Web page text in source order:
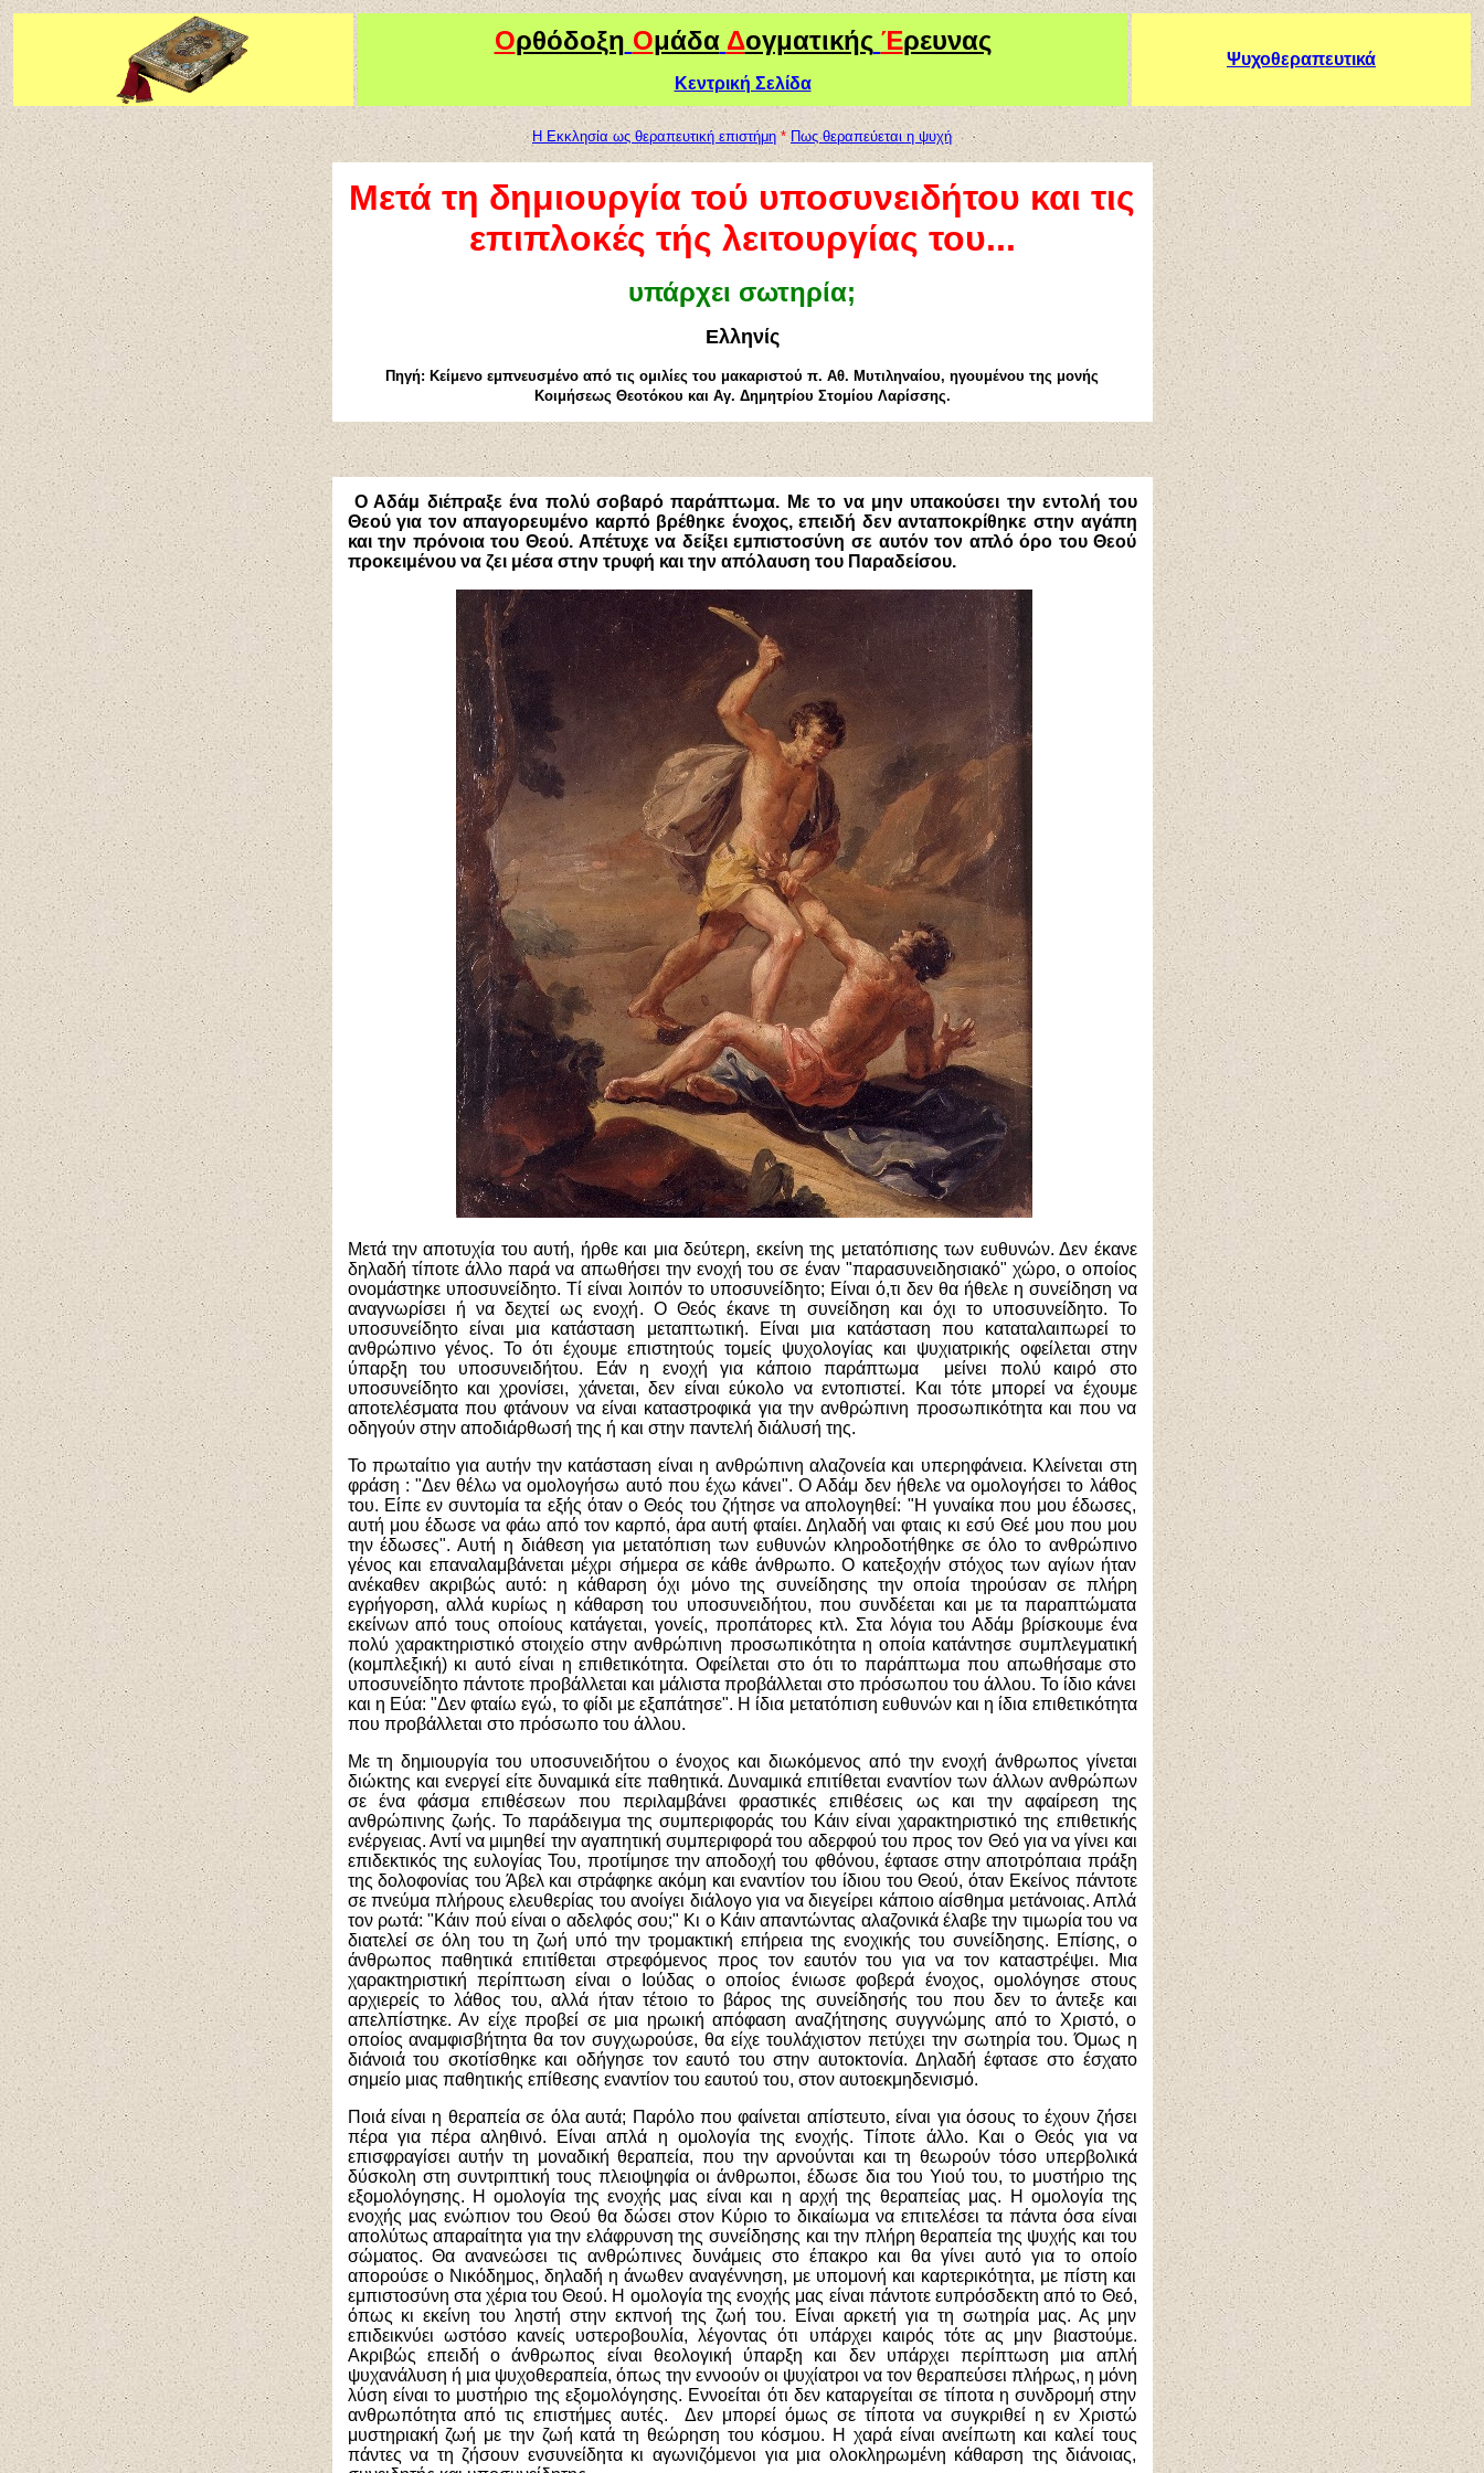
Ορθόδοξη Ομάδα Δογματικής Έρευνας
Κεντρική Σελίδα
Ψυχοθεραπευτικά
Η Εκκλησία ως θεραπευτική επιστήμη* Πως θεραπεύεται η ψυχή
Μετά τη δημιουργία τού υποσυνειδήτου και τις
επιπλοκές τής λειτουργίας του...
υπάρχει σωτηρία;
Ελληνίς
Πηγή: Κείμενο εμπνευσμένο από τις ομιλίες του μακαριστού π. Αθ. Μυτιληναίου, ηγουμένου της μονής
Κοιμήσεως Θεοτόκου και Αγ. Δημητρίου Στομίου Λαρίσσης.
Ο Αδάμ διέπραξε ένα πολύ σοβαρό παράπτωμα. Με το να μην υπακούσει την εντολή του
Θεού για τον απαγορευμένο καρπό βρέθηκε ένοχος, επειδή δεν ανταποκρίθηκε στην αγάπη
και την πρόνοια του Θεού. Απέτυχε να δείξει εμπιστοσύνη σε αυτόν τον απλό όρο του Θεού
προκειμένου να ζει μέσα στην τρυφή και την απόλαυση του Παραδείσου.
Μετά την αποτυχία του αυτή, ήρθε και μια δεύτερη, εκείνη της μετατόπισης των ευθυνών. Δεν έκανε
δηλαδή τίποτε άλλο παρά να απωθήσει την ενοχή του σε έναν "παρασυνειδησιακό" χώρο, ο οποίος
ονομάστηκε υποσυνείδητο. Τί είναι λοιπόν το υποσυνείδητο; Είναι ό,τι δεν θα ήθελε η συνείδηση να
αναγνωρίσει ή να δεχτεί ως ενοχή. Ο Θεός έκανε τη συνείδηση και όχι το υποσυνείδητο. Το
υποσυνείδητο είναι μια κατάσταση μεταπτωτική. Είναι μια κατάσταση που καταταλαιπωρεί το
ανθρώπινο γένος. Το ότι έχουμε επιστητούς τομείς ψυχολογίας και ψυχιατρικής οφείλεται στην
ύπαρξη του υποσυνειδήτου. Εάν η ενοχή για κάποιο παράπτωμα μείνει πολύ καιρό στο
υποσυνείδητο και χρονίσει, χάνεται, δεν είναι εύκολο να εντοπιστεί. Και τότε μπορεί να έχουμε
αποτελέσματα που φτάνουν να είναι καταστροφικά για την ανθρώπινη προσωπικότητα και που να
οδηγούν στην αποδιάρθωσή της ή και στην παντελή διάλυσή της.
Το πρωταίτιο για αυτήν την κατάσταση είναι η ανθρώπινη αλαζονεία και υπερηφάνεια. Κλείνεται στη
φράση : "Δεν θέλω να ομολογήσω αυτό που έχω κάνει". Ο Αδάμ δεν ήθελε να ομολογήσει το λάθος
του. Είπε εν συντομία τα εξής όταν ο Θεός του ζήτησε να απολογηθεί: "Η γυναίκα που μου έδωσες,
αυτή μου έδωσε να φάω από τον καρπό, άρα αυτή φταίει. Δηλαδή ναι φταις κι εσύ Θεέ μου που μου
την έδωσες". Αυτή η διάθεση για μετατόπιση των ευθυνών κληροδοτήθηκε σε όλο το ανθρώπινο
γένος και επαναλαμβάνεται μέχρι σήμερα σε κάθε άνθρωπο. Ο κατεξοχήν στόχος των αγίων ήταν
ανέκαθεν ακριβώς αυτό: η κάθαρση όχι μόνο της συνείδησης την οποία τηρούσαν σε πλήρη
εγρήγορση, αλλά κυρίως η κάθαρση του υποσυνειδήτου, που συνδέεται και με τα παραπτώματα
εκείνων από τους οποίους κατάγεται, γονείς, προπάτορες κτλ. Στα λόγια του Αδάμ βρίσκουμε ένα
πολύ χαρακτηριστικό στοιχείο στην ανθρώπινη προσωπικότητα η οποία κατάντησε συμπλεγματική
(κομπλεξική) κι αυτό είναι η επιθετικότητα. Οφείλεται στο ότι το παράπτωμα που απωθήσαμε στο
υποσυνείδητο πάντοτε προβάλλεται και μάλιστα προβάλλεται στο πρόσωπου του άλλου. Το ίδιο κάνει
και η Εύα: "Δεν φταίω εγώ, το φίδι με εξαπάτησε". Η ίδια μετατόπιση ευθυνών και η ίδια επιθετικότητα
που προβάλλεται στο πρόσωπο του άλλου.
Με τη δημιουργία του υποσυνειδήτου ο ένοχος και διωκόμενος από την ενοχή άνθρωπος γίνεται
διώκτης και ενεργεί είτε δυναμικά είτε παθητικά. Δυναμικά επιτίθεται εναντίον των άλλων ανθρώπων
σε ένα φάσμα επιθέσεων που περιλαμβάνει φραστικές επιθέσεις ως και την αφαίρεση της
ανθρώπινης ζωής. Το παράδειγμα της συμπεριφοράς του Κάιν είναι χαρακτηριστικό της επιθετικής
ενέργειας. Αντί να μιμηθεί την αγαπητική συμπεριφορά του αδερφού του προς τον Θεό για να γίνει και
επιδεκτικός της ευλογίας Του, προτίμησε την αποδοχή του φθόνου, έφτασε στην αποτρόπαια πράξη
της δολοφονίας του Άβελ και στράφηκε ακόμη και εναντίον του ίδιου του Θεού, όταν Εκείνος πάντοτε
σε πνεύμα πλήρους ελευθερίας του ανοίγει διάλογο για να διεγείρει κάποιο αίσθημα μετάνοιας. Απλά
τον ρωτά: "Κάιν πού είναι ο αδελφός σου;" Κι ο Κάιν απαντώντας αλαζονικά έλαβε την τιμωρία του να
διατελεί σε όλη του τη ζωή υπό την τρομακτική επήρεια της ενοχικής του συνείδησης. Επίσης, ο
άνθρωπος παθητικά επιτίθεται στρεφόμενος προς τον εαυτόν του για να τον καταστρέψει. Μια
χαρακτηριστική περίπτωση είναι ο Ιούδας ο οποίος ένιωσε φοβερά ένοχος, ομολόγησε στους
αρχιερείς το λάθος του, αλλά ήταν τέτοιο το βάρος της συνείδησής του που δεν το άντεξε και
απελπίστηκε. Αν είχε προβεί σε μια ηρωική απόφαση αναζήτησης συγγνώμης από το Χριστό, ο
οποίος αναμφισβήτητα θα τον συγχωρούσε, θα είχε τουλάχιστον πετύχει την σωτηρία του. Όμως η
διάνοιά του σκοτίσθηκε και οδήγησε τον εαυτό του στην αυτοκτονία. Δηλαδή έφτασε στο έσχατο
σημείο μιας παθητικής επίθεσης εναντίον του εαυτού του, στον αυτοεκμηδενισμό.
Ποιά είναι η θεραπεία σε όλα αυτά; Παρόλο που φαίνεται απίστευτο, είναι για όσους το έχουν ζήσει
πέρα για πέρα αληθινό. Είναι απλά η ομολογία της ενοχής. Τίποτε άλλο. Και ο Θεός για να
επισφραγίσει αυτήν τη μοναδική θεραπεία, που την αρνούνται και τη θεωρούν τόσο υπερβολικά
δύσκολη στη συντριπτική τους πλειοψηφία οι άνθρωποι, έδωσε δια του Υιού του, το μυστήριο της
εξομολόγησης. Η ομολογία της ενοχής μας είναι και η αρχή της θεραπείας μας. Η ομολογία της
ενοχής μας ενώπιον του Θεού θα δώσει στον Κύριο το δικαίωμα να επιτελέσει τα πάντα όσα είναι
απολύτως απαραίτητα για την ελάφρυνση της συνείδησης και την πλήρη θεραπεία της ψυχής και του
σώματος. Θα ανανεώσει τις ανθρώπινες δυνάμεις στο έπακρο και θα γίνει αυτό για το οποίο
απορούσε ο Νικόδημος, δηλαδή η άνωθεν αναγέννηση, με υπομονή και καρτερικότητα, με πίστη και
εμπιστοσύνη στα χέρια του Θεού. Η ομολογία της ενοχής μας είναι πάντοτε ευπρόσδεκτη από το Θεό,
όπως κι εκείνη του ληστή στην εκπνοή της ζωή του. Είναι αρκετή για τη σωτηρία μας. Ας μην
επιδεικνύει ωστόσο κανείς υστεροβουλία, λέγοντας ότι υπάρχει καιρός τότε ας μην βιαστούμε.
Ακριβώς επειδή ο άνθρωπος είναι θεολογική ύπαρξη και δεν υπάρχει περίπτωση μια απλή
ψυχανάλυση ή μια ψυχοθεραπεία, όπως την εννοούν οι ψυχίατροι να τον θεραπεύσει πλήρως, η μόνη
λύση είναι το μυστήριο της εξομολόγησης. Εννοείται ότι δεν καταργείται σε τίποτα η συνδρομή στην
ανθρωπότητα από τις επιστήμες αυτές. Δεν μπορεί όμως σε τίποτα να συγκριθεί η εν Χριστώ
μυστηριακή ζωή με την ζωή κατά τη θεώρηση του κόσμου. Η χαρά είναι ανείπωτη και καλεί τους
πάντες να τη ζήσουν ενσυνείδητα κι αγωνιζόμενοι για μια ολοκληρωμένη κάθαρση της διάνοιας,